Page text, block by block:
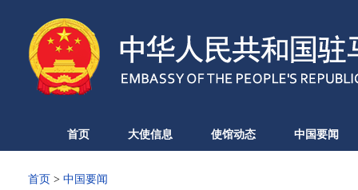
首页 大使信息 使馆动态 中国要闻
首页 > 中国要闻